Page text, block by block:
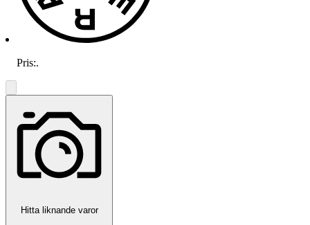
Pris:.
Hitta liknande varor